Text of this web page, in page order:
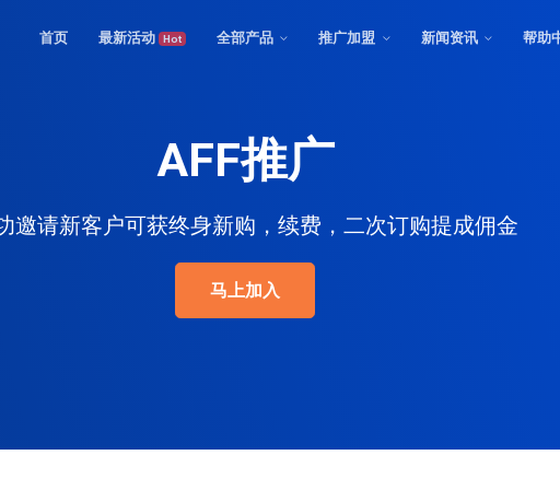
首页 最新活动 Hot 全部产品 推广加盟 新闻资讯 帮助
AFF推广
邀请新客户可获终身新购，续费，二次订购提成佣金
马上加入